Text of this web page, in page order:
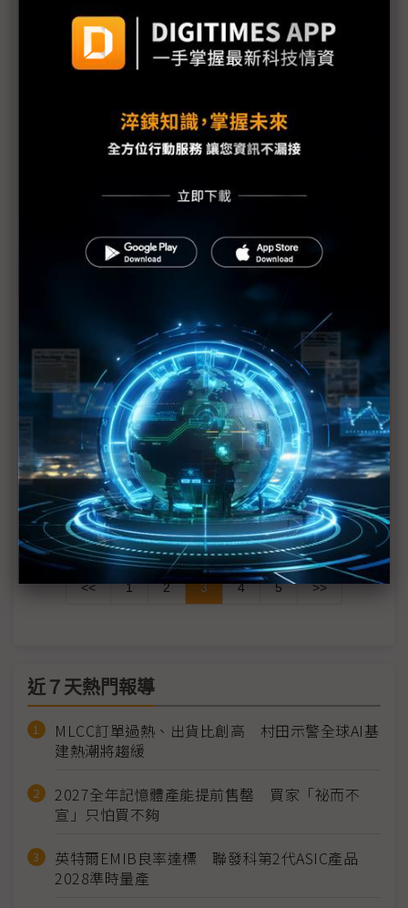
乾杯攜手SAP打通營運任督二脈 加速多角化事業版
圖擴張
中亞聯大與AWS在台灣創設智慧醫療大健康產業雲創
多雲戰略簡化、優化再進化 Nutanix獲評為HCI領導者
CATCHPLAY長期採用AWS服務，帶動SRE團隊成長
邁特創新基地推動企業智慧轉型，打造AIoT解決方案
易開科技打造雲端數據中台，由資料驅動新智能零售
17LIVE與AWS深度合作，迎接娛樂4.0新世代商機
優化支付流程、發展KOL經濟，翻轉線上零售模式
<< 1 2 3 4 5 >>
近７天熱門報導
MLCC訂單過熱、出貨比創高 村田示警全球AI基
建熱潮將趨緩
2027全年記憶體產能提前售罄 買家「祕而不
宣」只怕買不夠
英特爾EMIB良率達標 聯發科第2代ASIC產品
2028準時量產